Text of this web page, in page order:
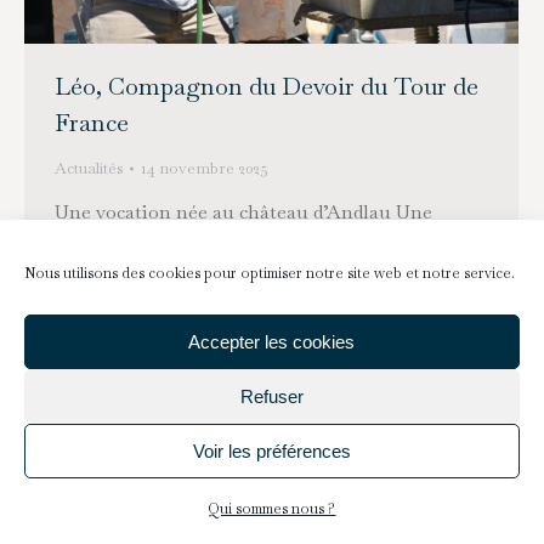
Nous utilisons des cookies pour optimiser notre site web et notre service.
Accepter les cookies
Refuser
Voir les préférences
Qui sommes nous ?
Léo, Compagnon du Devoir du Tour de
France
Actualités 14 novembre 2025
Une vocation née au château d’Andlau Une
ans, découvre le château d’Andlau lors d’une
journée d’entretien organisée par l’association. Il
est venu là encouragé par son oncle Marcel et